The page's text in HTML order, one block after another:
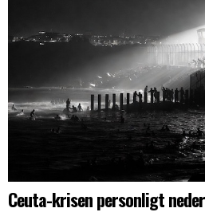
Ceuta-krisen personligt